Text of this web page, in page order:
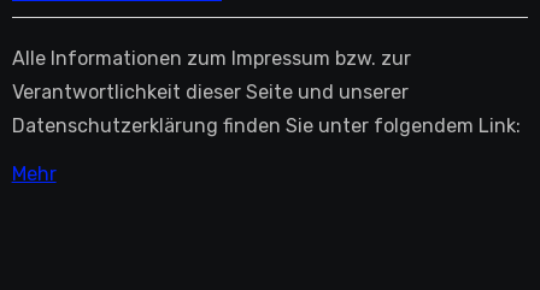
Alle Informationen zum Impressum bzw. zur
Verantwortlichkeit dieser Seite und unserer
Datenschutzerklärung finden Sie unter folgendem Link:
Mehr